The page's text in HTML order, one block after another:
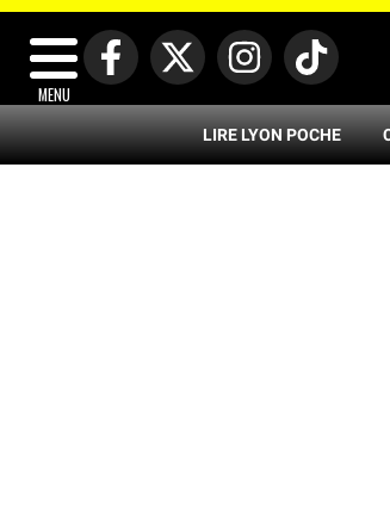
MENU
LIRE LYON POCHE